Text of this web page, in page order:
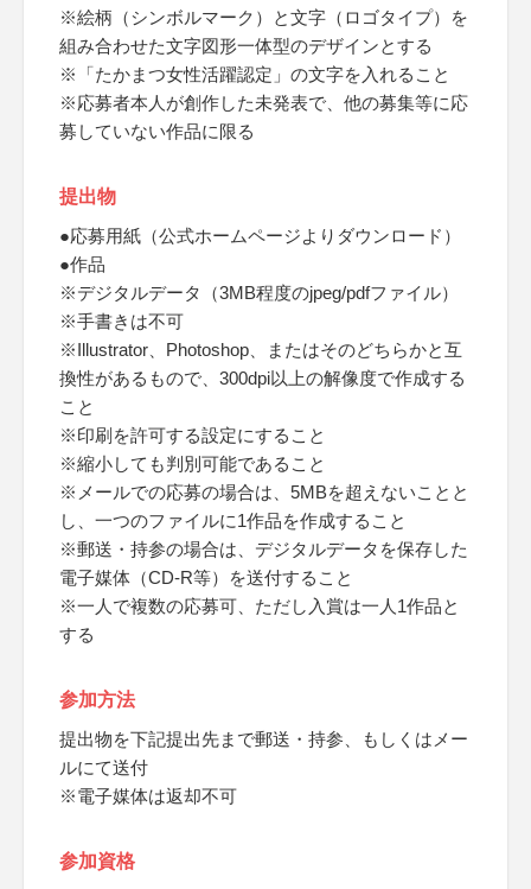
※絵柄（シンボルマーク）と文字（ロゴタイプ）を
組み合わせた文字図形一体型のデザインとする
※「たかまつ女性活躍認定」の文字を入れること
※応募者本人が創作した未発表で、他の募集等に応
募していない作品に限る
提出物
●応募用紙（公式ホームページよりダウンロード）
●作品
※デジタルデータ（3MB程度のjpeg/pdfファイル）
※手書きは不可
※Illustrator、Photoshop、またはそのどちらかと互
換性があるもので、300dpi以上の解像度で作成する
こと
※印刷を許可する設定にすること
※縮小しても判別可能であること
※メールでの応募の場合は、5MBを超えないことと
し、一つのファイルに1作品を作成すること
※郵送・持参の場合は、デジタルデータを保存した
電子媒体（CD-R等）を送付すること
※一人で複数の応募可、ただし入賞は一人1作品と
する
参加方法
提出物を下記提出先まで郵送・持参、もしくはメー
ルにて送付
※電子媒体は返却不可
参加資格